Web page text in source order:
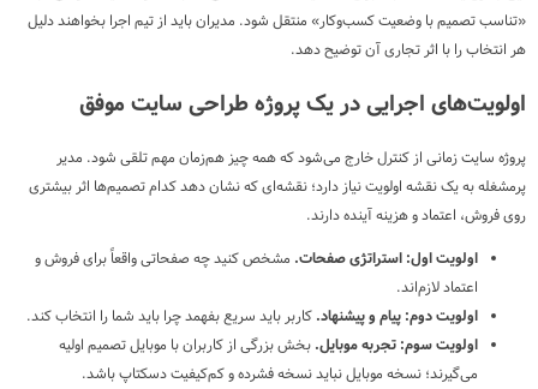
«تناسب تصمیم با وضعیت کسب‌وکار» منتقل شود. مدیران باید از تیم اجرا بخواهند دلیل
هر انتخاب را با اثر تجاری آن توضیح دهد.
اولویت‌های اجرایی در یک پروژه طراحی سایت موفق
پروژه سایت زمانی از کنترل خارج می‌شود که همه چیز هم‌زمان مهم تلقی شود. مدیر
پرمشغله به یک نقشه اولویت نیاز دارد؛ نقشه‌ای که نشان دهد کدام تصمیم‌ها اثر بیشتری
روی فروش، اعتماد و هزینه آینده دارند.
اولویت اول: استراتژی صفحات. مشخص کنید چه صفحاتی واقعاً برای فروش و
اعتماد لازم‌اند.
اولویت دوم: پیام و پیشنهاد. کاربر باید سریع بفهمد چرا باید شما را انتخاب کند.
اولویت سوم: تجربه موبایل. بخش بزرگی از کاربران با موبایل تصمیم اولیه
می‌گیرند؛ نسخه موبایل نباید نسخه فشرده و کم‌کیفیت دسکتاپ باشد.